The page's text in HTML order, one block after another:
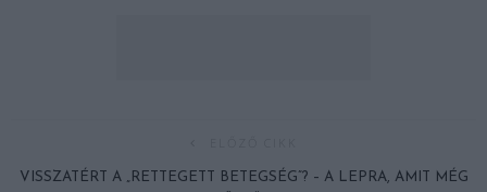
VISSZATÉRT A „RETTEGETT BETEGSÉG”? – A LEPRA, AMIT MÉG